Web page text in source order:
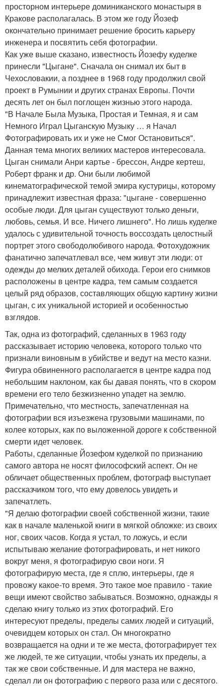
просторном интерьере доминиканского монастыря в
Кракове располагалась. В этом же году Йозеф
окончательно принимает решение бросить карьеру
инженера и посвятить себя фотографии.
Как уже выше сказано, известность Йозефу куделке
принесли "Цыгане". Сначала он снимал их быт в
Чехословакии, а позднее в 1968 году продолжил свой
проект в Румынии и других странах Европы. Почти
десять лет он был поглощен жизнью этого народа.
"В Начале Была Музыка, Простая и Темная, я и сам
Немного Играл Цыганскую Музыку … я Начал
Фотографировать их и уже не Смог Остановиться".
Данная тема многих великих мастеров интересовала.
Цыган снимали Анри картье - брессон, Андре кертеш,
Роберт франк и др. Они были любимой
кинематографической темой эмира кустурицы, которому
принадлежит известная фраза: "цыгане - совершенно
особые люди. Для цыган существуют только деньги,
любовь, семья. И все. Ничего лишнего". Но лишь куделке
удалось с удивительной точность воссоздать целостный
портрет этого свободолюбивого народа. Фотохудожник
фанатично запечатлевал все, чем живут эти люди: от
одежды до мелких деталей обихода. Герои его снимков
расположены в центре кадра, тем самым создается
целый ряд образов, составляющих общую картину жизни
цыган, с их уникальной историей и особенностью
взглядов.
Так, одна из фотографий, сделанных в 1963 году
рассказывает историю человека, которого только что
признали виновным в убийстве и ведут на место казни.
Фигура обвиненного располагается в центре кадра под
небольшим наклоном, как бы давая понять, что в скором
времени его тело безжизненно упадет на землю.
Примечательно, что местность, запечатленная на
фотографии вся изъезжена грузовыми машинами, по
колее которых, как по выложенной дороге к собственной
смерти идет человек.
Работы, сделанные Йозефом куделкой по признанию
самого автора не носят философский аспект. Он не
обличает общественных проблем, фотограф выступает
рассказчиком того, что ему довелось увидеть и
запечатлеть.
"Я делаю фотографии своей собственной жизни, такие
как в начале маленькой книги в мягкой обложке: из своих
ног, своих часов. Когда я устал, то ложусь, и если
испытываю желание фотографировать, и нет никого
вокруг меня, я фотографирую свои ноги. Я
фотографирую места, где я сплю, интерьеры, где я
провожу какое-то время. Это такое мое правило - такие
вещи имеют свойство забываться. Возможно, однажды я
сделаю книгу только из этих фотографий. Его
интересуют пределы, пределы самих людей и ситуаций,
очевидцем которых он стал. Он многократно
возвращается на одни и те же места, фотографирует тех
же людей, те же ситуации, чтобы узнать их пределы, а
так же свои собственные. И для мастера не важно,
сделал ли он фотографию с первого раза или с десятого.